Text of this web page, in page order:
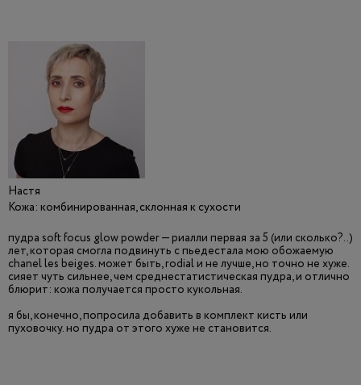
Настя
Кожа: комбинированная, склонная к сухости
пудра soft foсus glow powder — риалли первая за 5 (или сколько?..)
лет, которая смогла подвинуть с пьедестала мою обожаемую
chanel les beiges. может быть, rodial и не лучше, но точно не хуже.
сияет чуть сильнее, чем среднестатистическая пудра, и отлично
блюрит: кожа получается просто кукольная.
я бы, конечно, попросила добавить в комплект кисть или
пуховочку. но пудра от этого хуже не становится.